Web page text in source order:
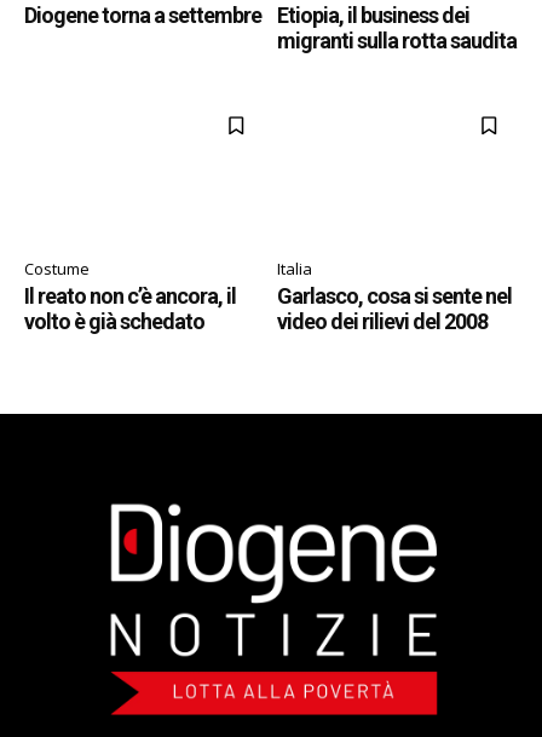
Diogene torna a settembre
Etiopia, il business dei
migranti sulla rotta saudita
Costume
Il reato non c’è ancora, il
volto è già schedato
Italia
Garlasco, cosa si sente nel
video dei rilievi del 2008